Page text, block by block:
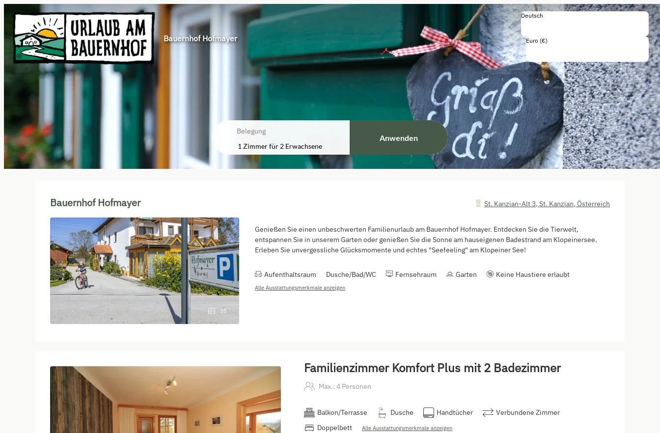
Bauernhof Hofmayer
Belegung
1 Zimmerfür 2 Erwachsene
Anwenden
Deutsch
Euro (€)
Bauernhof Hofmayer St. Kanzian-Alt 3, St. Kanzian, Österreich
35
Genießen Sie einen unbeschwerten Familienurlaub am Bauernhof Hofmayer. Entdecken Sie die Tierwelt,
entspannen Sie in unserem Garten oder genießen Sie die Sonne am hauseigenen Badestrand am Klopeinersee.
Erleben Sie unvergessliche Glücksmomente und echtes "Seefeeling" am Klopeiner See!
Aufenthaltsraum Dusche/Bad/WC Fernsehraum Garten Keine Haustiere erlaubt
Alle Ausstattungsmerkmale anzeigen
Familienzimmer Komfort Plus mit 2 Badezimmer
Max.: 4 Personen
Balkon/Terrasse Dusche Handtücher
Verbundene Zimmer
Doppelbett
Alle Ausstattungsmerkmale anzeigen